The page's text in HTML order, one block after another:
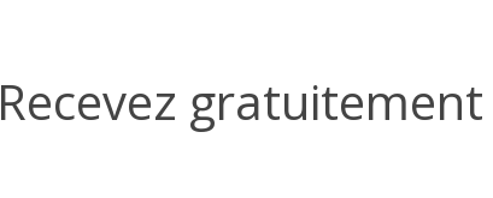
nos
conseils
Recevez